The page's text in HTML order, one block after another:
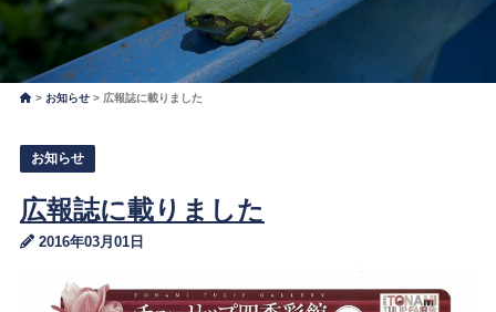
お知らせ 広報誌に載りました
お知らせ
広報誌に載りました
2016年03月01日